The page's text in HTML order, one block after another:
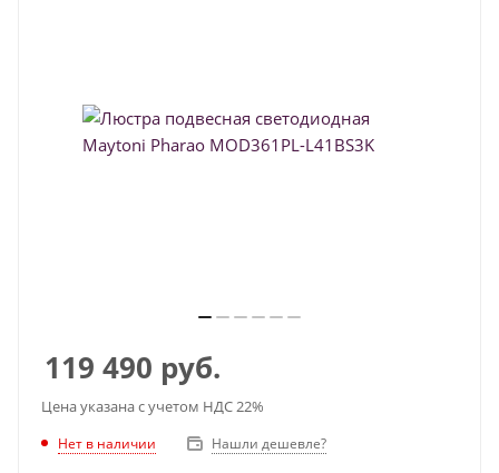
119 490 руб.
Цена указана с учетом НДС 22%
Нет в наличии Нашли дешевле?